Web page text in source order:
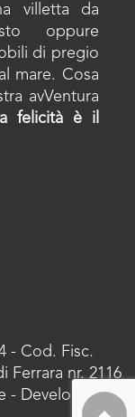
villetta da
oppure
di pregio
mare. Cosa
avVentura
felicità è il
- Cod. Fisc.
Ferrara nr. 2116
- Developed by